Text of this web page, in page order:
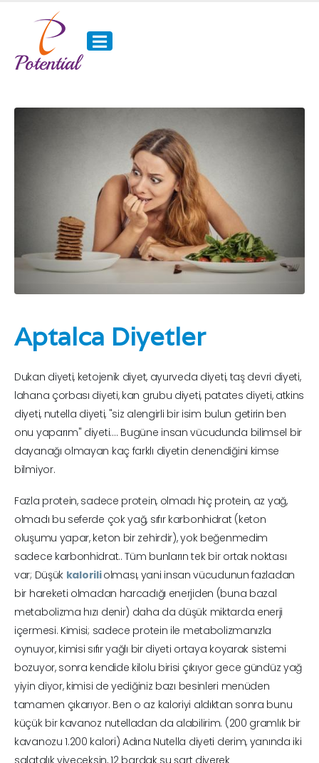
Aptalca Diyetler
Dukan diyeti, ketojenik diyet, ayurveda diyeti, taş devri diyeti,
lahana çorbası diyeti, kan grubu diyeti, patates diyeti, atkins
diyeti, nutella diyeti, "siz alengirli bir isim bulun getirin ben
onu yaparım" diyeti…. Bugüne insan vücudunda bilimsel bir
dayanağı olmayan kaç farklı diyetin denendiğini kimse
bilmiyor.
Fazla protein, sadece protein, olmadı hiç protein, az yağ,
olmadı bu seferde çok yağ, sıfır karbonhidrat (keton
oluşumu yapar, keton bir zehirdir), yok beğenmedim
sadece karbonhidrat.. Tüm bunların tek bir ortak noktası
var; Düşük kaloriliolması, yani insan vücudunun fazladan
bir hareketi olmadan harcadığı enerjiden (buna bazal
metabolizma hızı denir) daha da düşük miktarda enerji
içermesi. Kimisi; sadece protein ile metabolizmanızla
oynuyor, kimisi sıfır yağlı bir diyeti ortaya koyarak sistemi
bozuyor, sonra kendide kilolu birisi çıkıyor gece gündüz yağ
yiyin diyor, kimisi de yediğiniz bazı besinleri menüden
tamamen çıkarıyor. Ben o az kaloriyi aldıktan sonra bunu
küçük bir kavanoz nutelladan da alabilirim. (200 gramlık bir
kavanozu 1.200 kalori) Adına Nutella diyeti derim, yanında iki